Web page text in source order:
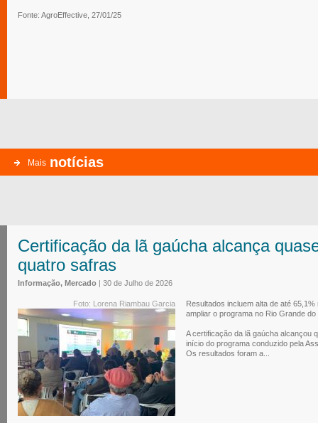
Fonte: AgroEffective, 27/01/25
Mais notícias
Certificação da lã gaúcha alcança
quatro safras
Informação, Mercado | 30 de Julho de 2026
Foto: Lorena Riambau Garcia
Resultados incluem alta de até
ampliar o programa no Rio Grande do
A certificação da lã gaúcha alcançou
início do programa conduzido pela
Os resultados foram a...